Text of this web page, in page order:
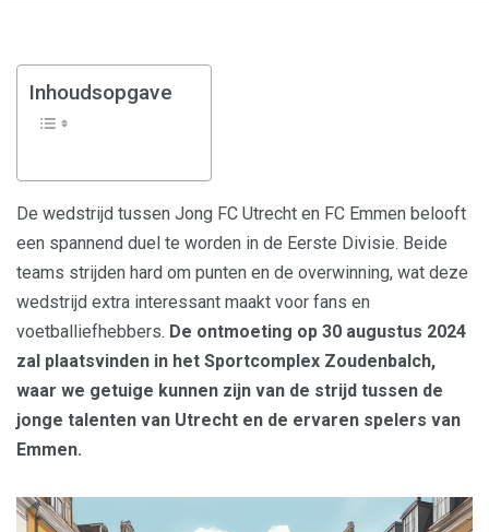
Inhoudsopgave
De wedstrijd tussen Jong FC Utrecht en FC Emmen belooft
een spannend duel te worden in de Eerste Divisie. Beide
teams strijden hard om punten en de overwinning, wat deze
wedstrijd extra interessant maakt voor fans en
voetballiefhebbers. De ontmoeting op 30 augustus 2024
zal plaatsvinden in het Sportcomplex Zoudenbalch,
waar we getuige kunnen zijn van de strijd tussen de
jonge talenten van Utrecht en de ervaren spelers van
Emmen.